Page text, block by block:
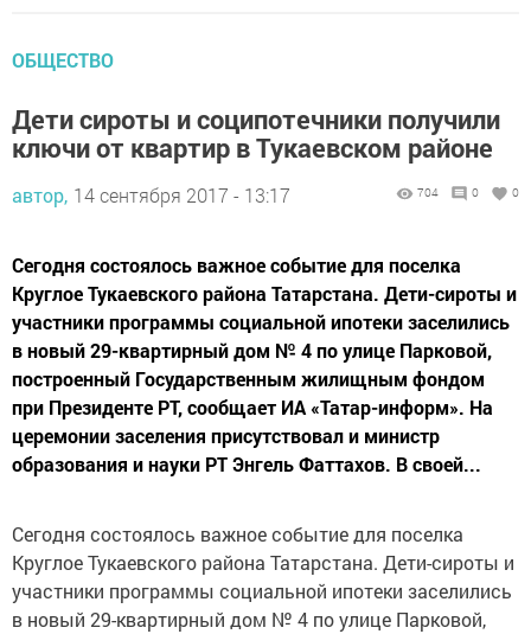
ОБЩЕСТВО
Дети сироты и соципотечники получили
ключи от квартир в Тукаевском районе
автор, 14 сентября 2017 - 13:17 704 0 0
Сегодня состоялось важное событие для поселка
Круглое Тукаевского района Татарстана. Дети-сироты и
участники программы социальной ипотеки заселились
в новый 29-квартирный дом № 4 по улице Парковой,
построенный Государственным жилищным фондом
при Президенте РТ, сообщает ИА «Татар-информ». На
церемонии заселения присутствовал и министр
образования и науки РТ Энгель Фаттахов. В своей...
Сегодня состоялось важное событие для поселка
Круглое Тукаевского района Татарстана. Дети-сироты и
участники программы социальной ипотеки заселились
в новый 29-квартирный дом № 4 по улице Парковой,